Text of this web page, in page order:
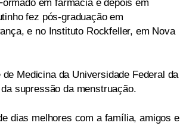
em farmácia e depois em
fez pós-graduação em
e no Instituto Rockfeller, em Nova
Medicina da Universidade Federal da
supressão da menstruação.
dias melhores com a família, amigos e